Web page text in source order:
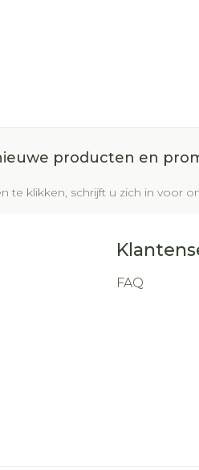
producten en
te klikken, schrijft u zich in voor
FAQ